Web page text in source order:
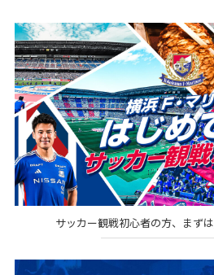
サッカー観戦初心者の方、まずは